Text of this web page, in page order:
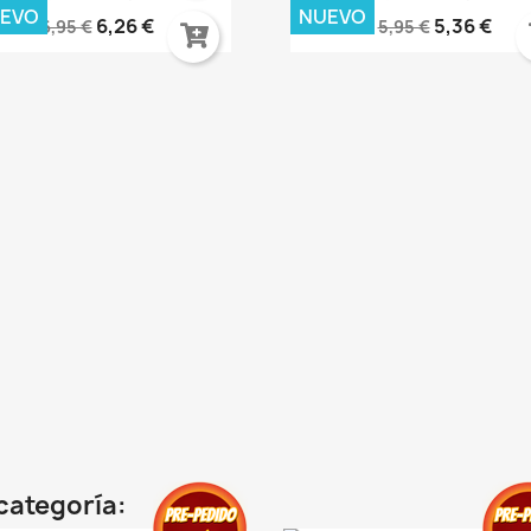
6,95 € 6,26 €
5,95 € 5,36 €
NUEVO